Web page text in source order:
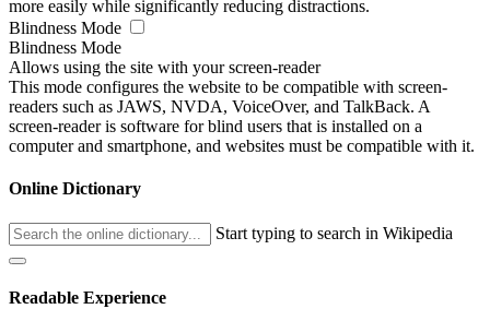
more easily while significantly reducing distractions.
Blindness Mode
Blindness Mode
Allows using the site with your screen-reader
This mode configures the website to be compatible with screen-
readers such as JAWS, NVDA, VoiceOver, and TalkBack. A
screen-reader is software for blind users that is installed on a
computer and smartphone, and websites must be compatible with it.
Online Dictionary
Start typing to search in Wikipedia
Readable Experience